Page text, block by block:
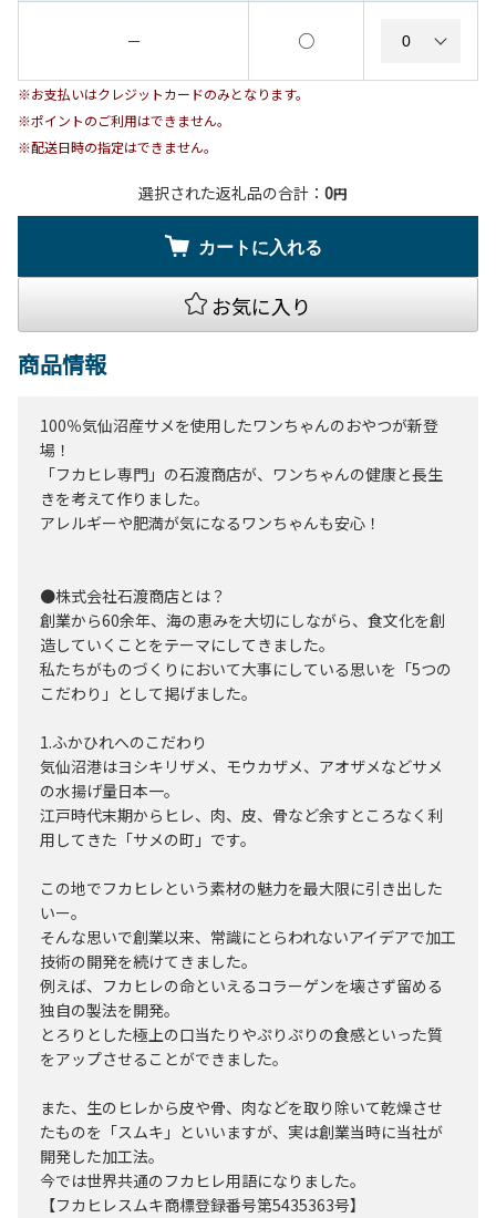
－ ○
※お支払いはクレジットカードのみとなります。
※ポイントのご利用はできません。
※配送日時の指定はできません。
選択された返礼品の合計： 0円
カートに入れる
お気に入り
商品情報
100％気仙沼産サメを使用したワンちゃんのおやつが新登
場！
「フカヒレ専門」の石渡商店が、ワンちゃんの健康と長生
きを考えて作りました。
アレルギーや肥満が気になるワンちゃんも安心！
●株式会社石渡商店とは？
創業から60余年、海の恵みを大切にしながら、食文化を創
造していくことをテーマにしてきました。
私たちがものづくりにおいて大事にしている思いを「5つの
こだわり」として掲げました。
1.ふかひれへのこだわり
気仙沼港はヨシキリザメ、モウカザメ、アオザメなどサメ
の水揚げ量日本一。
江戸時代末期からヒレ、肉、皮、骨など余すところなく利
用してきた「サメの町」です。
この地でフカヒレという素材の魅力を最大限に引き出した
いー。
そんな思いで創業以来、常識にとらわれないアイデアで加工
技術の開発を続けてきました。
例えば、フカヒレの命といえるコラーゲンを壊さず留める
独自の製法を開発。
とろりとした極上の口当たりやぷりぷりの食感といった質
をアップさせることができました。
また、生のヒレから皮や骨、肉などを取り除いて乾燥させ
たものを「スムキ」といいますが、実は創業当時に当社が
開発した加工法。
今では世界共通のフカヒレ用語になりました。
【フカヒレスムキ商標登録番号第5435363号】